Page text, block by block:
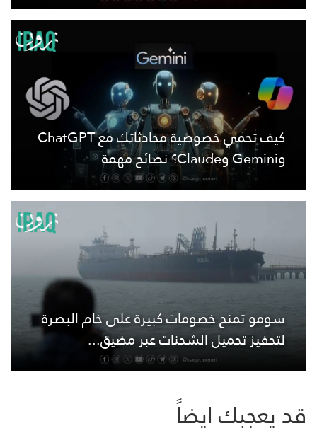
كيف تحمي خصوصية محادثاتك مع ChatGPT
وGemini وClaude؟ نصائح مهمة
سومو تمنح خصومات كبيرة على خام البصرة
لتحفيز تحميل الشحنات عبر مضيق...
قد يعجبك ايضاً